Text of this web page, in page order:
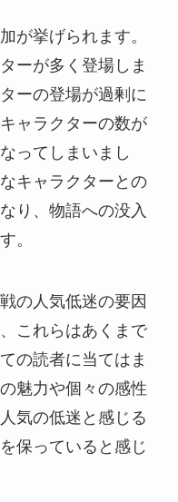
が挙げられます。
ーが多く登場しま
ーの登場が過剰に
ャラクターの数が
ってしまいまし
キャラクターとの
り、物語への没入
。
の人気低迷の要因
これらはあくまで
の読者に当てはま
魅力や個々の感性
気の低迷と感じる
保っていると感じ